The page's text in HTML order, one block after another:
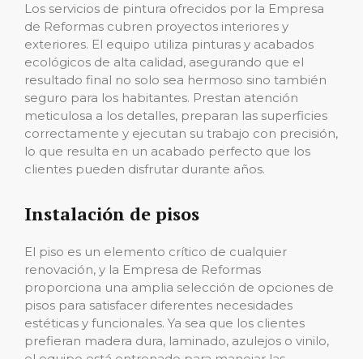
Los servicios de pintura ofrecidos por la Empresa
de Reformas cubren proyectos interiores y
exteriores. El equipo utiliza pinturas y acabados
ecológicos de alta calidad, asegurando que el
resultado final no solo sea hermoso sino también
seguro para los habitantes. Prestan atención
meticulosa a los detalles, preparan las superficies
correctamente y ejecutan su trabajo con precisión,
lo que resulta en un acabado perfecto que los
clientes pueden disfrutar durante años.
Instalación de pisos
El piso es un elemento crítico de cualquier
renovación, y la Empresa de Reformas
proporciona una amplia selección de opciones de
pisos para satisfacer diferentes necesidades
estéticas y funcionales. Ya sea que los clientes
prefieran madera dura, laminado, azulejos o vinilo,